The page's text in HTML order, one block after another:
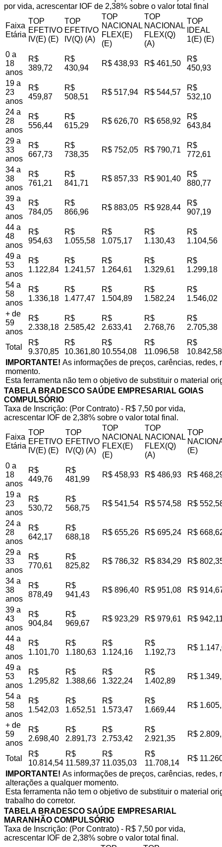
por vida, acrescentar IOF de 2,38% sobre o valor total final
Faixa
Etária
TOP
EFETIVO
IV(E) (E)
TOP
EFETIVO
IV(Q) (A)
TOP
NACIONAL
FLEX(E)
(E)
TOP
NACIONAL
FLEX(Q)
(A)
TOP
IDEAL
1(E) (E)
0 a
18
anos
R$
389,72
R$
430,94
R$ 438,93 R$ 461,50
R$
450,93
19 a
23
anos
R$
459,87
R$
508,51
R$ 517,94 R$ 544,57
R$
532,10
24 a
28
anos
R$
556,44
R$
615,29
R$ 626,70 R$ 658,92
R$
643,84
29 a
33
anos
R$
667,73
R$
738,35
R$ 752,05 R$ 790,71
R$
772,61
34 a
38
anos
R$
761,21
R$
841,71
R$ 857,33 R$ 901,40
R$
880,77
39 a
43
anos
R$
784,05
R$
866,96
R$ 883,05 R$ 928,44
R$
907,19
44 a
48
anos
R$
954,63
R$
1.055,58
R$
1.075,17
R$
1.130,43
R$
1.104,56
49 a
53
anos
R$
1.122,84
R$
1.241,57
R$
1.264,61
R$
1.329,61
R$
1.299,18
54 a
58
anos
R$
1.336,18
R$
1.477,47
R$
1.504,89
R$
1.582,24
R$
1.546,02
+ de
59
anos
R$
2.338,18
R$
2.585,42
R$
2.633,41
R$
2.768,76
R$
2.705,38
Total
R$
9.370,85
R$
10.361,80
R$
10.554,08
R$
11.096,58
R$
10.842,58
IMPORTANTE! As informações de preços, carências,
momento.
Esta ferramenta não tem o objetivo de substituir o material
TABELA BRADESCO SAÚDE EMPRESARIAL GOIAS
COMPULSÓRIO
Taxa de Inscrição: (Por Contrato) - R$ 7,50 por vida,
acrescentar IOF de 2,38% sobre o valor total final.
Faixa
Etária
TOP
EFETIVO
IV(E) (E)
TOP
EFETIVO
IV(Q) (A)
TOP
NACIONAL
FLEX(E)
(E)
TOP
NACIONAL
FLEX(Q)
(A)
TOP
(E)
0 a
18
anos
R$
449,76
R$
481,99
R$ 458,93 R$ 486,93 R$
19 a
23
anos
R$
530,72
R$
568,75
R$ 541,54 R$ 574,58 R$
24 a
28
anos
R$
642,17
R$
688,18
R$ 655,26 R$ 695,24 R$
29 a
33
anos
R$
770,61
R$
825,82
R$ 786,32 R$ 834,29 R$
34 a
38
anos
R$
878,49
R$
941,43
R$ 896,40 R$ 951,08 R$
39 a
43
anos
R$
904,84
R$
969,67
R$ 923,29 R$ 979,61 R$
44 a
48
anos
R$
1.101,70
R$
1.180,63
R$
1.124,16
R$
1.192,73
R$
49 a
53
anos
R$
1.295,82
R$
1.388,66
R$
1.322,24
R$
1.402,89
R$
54 a
58
anos
R$
1.542,03
R$
1.652,51
R$
1.573,47
R$
1.669,44
R$
+ de
59
anos
R$
2.698,40
R$
2.891,73
R$
2.753,42
R$
2.921,35
R$
Total
R$
10.814,54
R$
11.589,37
R$
11.035,03
R$
11.708,14
R$
IMPORTANTE! As informações de preços, carências,
alterações a qualquer momento.
Esta ferramenta não tem o objetivo de substituir o material
trabalho do corretor.
TABELA BRADESCO SAÚDE EMPRESARIAL
MARANHÃO COMPULSÓRIO
Taxa de Inscrição: (Por Contrato) - R$ 7,50 por vida,
acrescentar IOF de 2,38% sobre o valor total final.